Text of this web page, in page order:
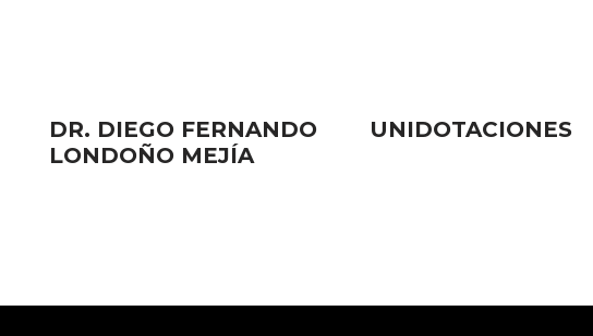
DR. DIEGO FERNANDO
LONDOÑO MEJÍA
UNIDOTACIONES